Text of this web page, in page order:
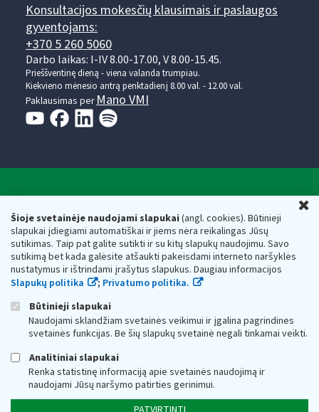
Šioje svetainėje naudojami slapukai(angl. cookies). Būtinieji
slapukai įdiegiami automatiškai ir jiems nėra reikalingas Jūsų
sutikimas. Taip pat galite sutikti ir su kitų slapukų naudojimu. Savo
sutikimą bet kada galėsite atšaukti pakeisdami interneto naršyklės
nustatymus ir ištrindami įrašytus slapukus. Daugiau informacijos
Slapukų politika
; Privatumo politika.
Būtinieji slapukai
Naudojami sklandžiam svetainės veikimui ir įgalina pagrindines
svetainės funkcijas. Be šių slapukų svetainė negali tinkamai veikti.
Analitiniai slapukai
Renka statistinę informaciją apie svetainės naudojimą ir
naudojami Jūsų naršymo patirties gerinimui.
Konsultacijos mokesčių klausimais ir paslaugos
gyventojams:
+370 5 260 5060
Darbo laikas: I-IV 8.00-17.00, V 8.00-15.45.
Prieššventinę dieną - viena valanda trumpiau.
Kiekvieno mėnesio antrą penktadienį 8.00 val. - 12.00 val.
Paklausimas per Mano VMI
Respublikos finansų ministerijos
Biudžetinė įstaiga. Juridinio asmens kodas — 188659752,
adresas: Vasario 16-osios g. 14, 01107 Vilnius, Lietuva, el.paštas:
vmi@vmi.lt, E. pristatymo dėžutės adresas 188659752
Duomenys apie Valstybinę mokesčių inspekciją prie Lietuvos
Respublikos finansų ministerijos kaupiami ir saugomi Juridinių